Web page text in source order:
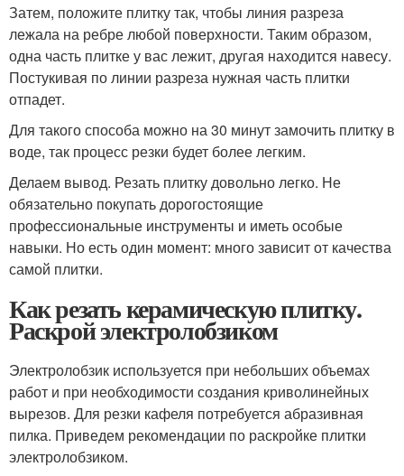
Затем, положите плитку так, чтобы линия разреза
лежала на ребре любой поверхности. Таким образом,
одна часть плитке у вас лежит, другая находится навесу.
Постукивая по линии разреза нужная часть плитки
отпадет.
Для такого способа можно на 30 минут замочить плитку в
воде, так процесс резки будет более легким.
Делаем вывод. Резать плитку довольно легко. Не
обязательно покупать дорогостоящие
профессиональные инструменты и иметь особые
навыки. Но есть один момент: много зависит от качества
самой плитки.
Как резать керамическую плитку.
Раскрой электролобзиком
Электролобзик используется при небольших объемах
работ и при необходимости создания криволинейных
вырезов. Для резки кафеля потребуется абразивная
пилка. Приведем рекомендации по раскройке плитки
электролобзиком.